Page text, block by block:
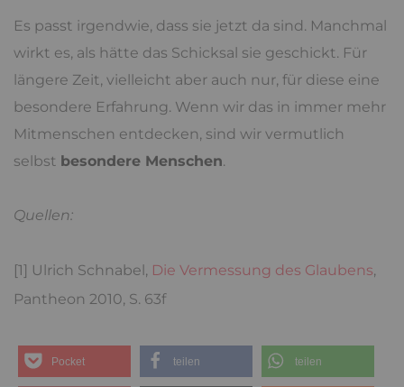
Es passt irgendwie, dass sie jetzt da sind. Manchmal
wirkt es, als hätte das Schicksal sie geschickt. Für
längere Zeit, vielleicht aber auch nur, für diese eine
besondere Erfahrung. Wenn wir das in immer mehr
Mitmenschen entdecken, sind wir vermutlich
selbst besondere Menschen.
Quellen:
[1] Ulrich Schnabel, Die Vermessung des Glaubens,
Pantheon 2010, S. 63f
Pocket teilen teilen